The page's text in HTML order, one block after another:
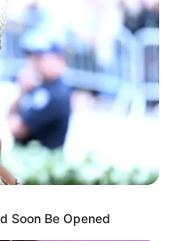
Soon Be Opened